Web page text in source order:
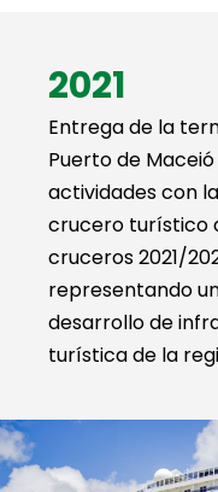
2021
Entrega de la
Puerto de Maceió
actividades con
crucero turístico
cruceros 2021/
representando
desarrollo de
turística de la